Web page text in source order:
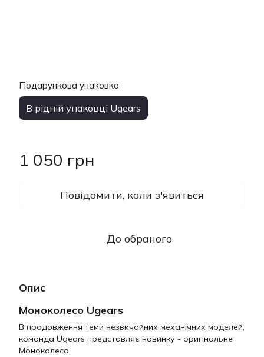
Подарункова упаковка
В рідній упаковці Ugears
1 050 грн
Повідомити, коли з'явиться
До обраного
Опис
Моноколесо Ugears
В продовження теми незвичайних механічних моделей,
команда Ugears представляє новинку - оригінальне
Моноколесо.